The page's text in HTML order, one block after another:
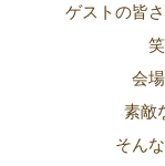
ゲストの皆
会
素敵
そん